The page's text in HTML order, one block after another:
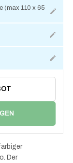
(max 110 x 65
Der